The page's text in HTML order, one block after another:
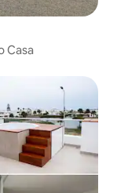
Casa